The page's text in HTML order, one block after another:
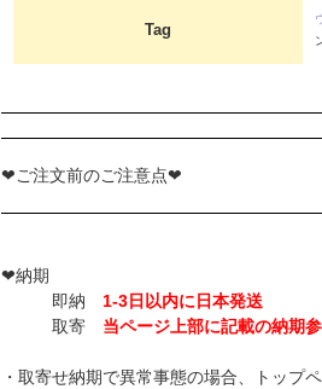
Tag
❤ご注文前のご注意点❤
❤納期
即納 1-3日以内に日本発送
取寄 当ページ上部に記載の納期
・取寄せ納期で異常事態の場合、トップ